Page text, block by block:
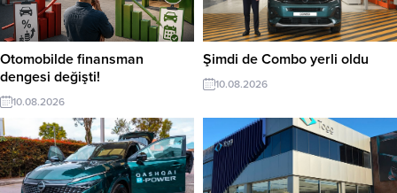
Otomobilde finansman
dengesi değişti!
10.08.2026
Şimdi de Combo yerli oldu
10.08.2026